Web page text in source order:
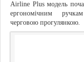
Airline Plus модель
ергономічним
черговою прогулянкою.